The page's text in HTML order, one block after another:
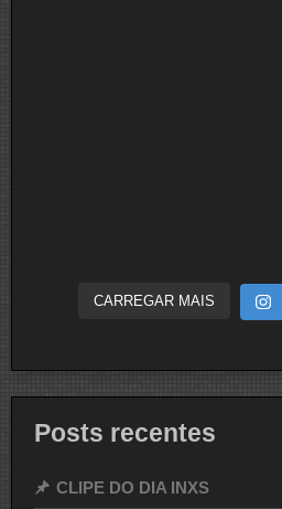
CARREGAR MAIS
Posts recentes
CLIPE DO DIA INXS